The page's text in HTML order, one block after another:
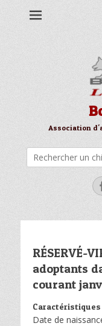
Association
RÉSERVÉ-
adoptants
courant
Caractéristiques
Date de